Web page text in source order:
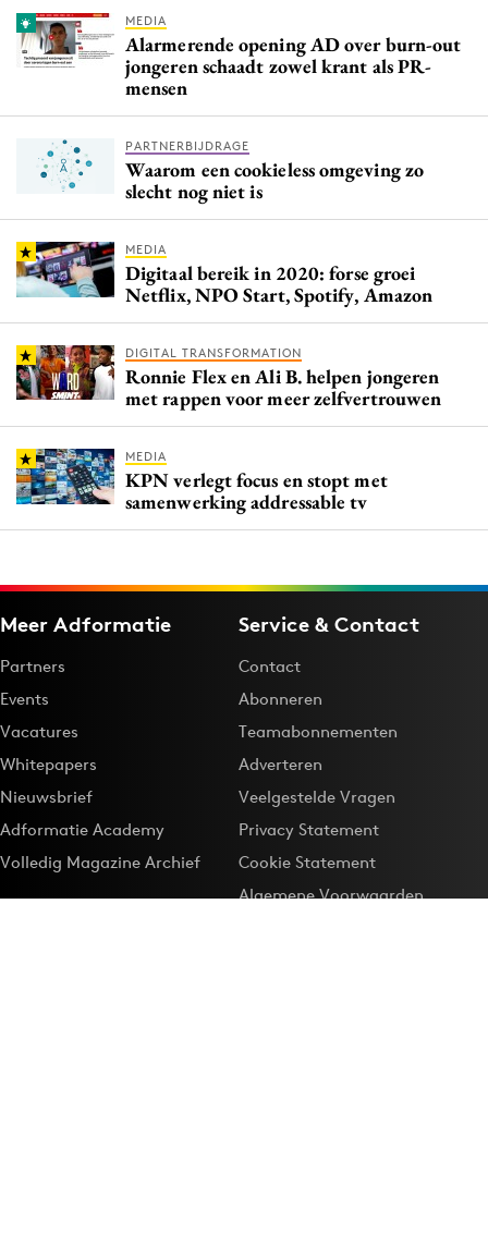
MEDIA
Alarmerende opening AD over burn-out
jongeren schaadt zowel krant als PR-
mensen
PARTNERBIJDRAGE
Waarom een cookieless omgeving zo
slecht nog niet is
MEDIA
Digitaal bereik in 2020: forse groei
Netflix, NPO Start, Spotify, Amazon
DIGITAL TRANSFORMATION
Ronnie Flex en Ali B. helpen jongeren
met rappen voor meer zelfvertrouwen
MEDIA
KPN verlegt focus en stopt met
samenwerking addressable tv
Meer Adformatie
Partners
Events
Vacatures
Whitepapers
Nieuwsbrief
Adformatie Academy
Volledig Magazine Archief
Service & Contact
Contact
Abonneren
Teamabonnementen
Adverteren
Veelgestelde Vragen
Privacy Statement
Cookie Statement
Algemene Voorwaarden